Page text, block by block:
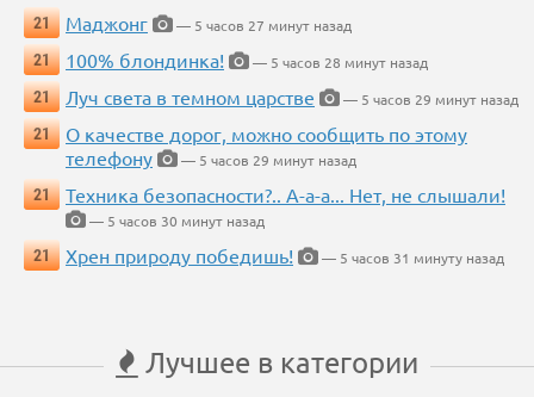
21
Маджонг
— 5 часов 27 минут назад
21
100% блондинка!
— 5 часов 28 минут назад
21
Луч света в темном царстве
— 5 часов 29 минут назад
21
О качестве дорог, можно сообщить по этому
телефону
— 5 часов 29 минут назад
21
Техника безопасности?.. А-а-а... Нет, не слышали!
— 5 часов 30 минут назад
21
Хрен природу победишь! — 5 часов 31 минуту назад
Лучшее в категории